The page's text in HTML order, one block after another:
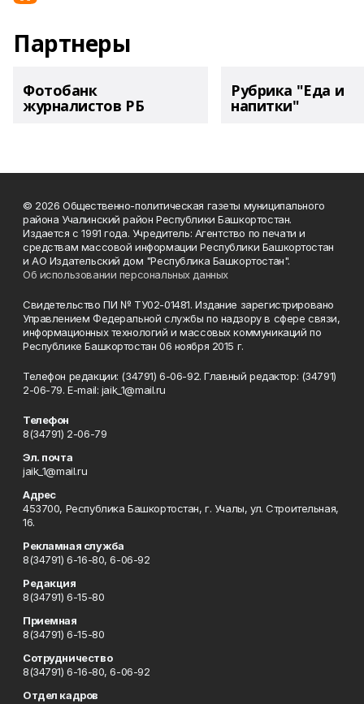
Партнеры
Фотобанк
журналистов РБ
Рубрика "Еда и
напитки"
© 2026 Общественно-политическая газеты муниципального
района Учалинский район Республики Башкортостан.
Издается с 1991 года. Учредитель: Агентство по печати и
средствам массовой информации Республики Башкортостан
и АО Издательский дом "Республика Башкортостан".
Об использовании персональных данных
Свидетельство ПИ № ТУ02-01481. Издание зарегистрировано
Управлением Федеральной службы по надзору в сфере связи,
информационных технологий и массовых коммуникаций по
Республике Башкортостан 06 ноября 2015 г.
Телефон редакции: (34791) 6-06-92. Главный редактор: (34791)
2-06-79. Е-mаil: jaik_1@mail.ru
Телефон
8(34791) 2-06-79
Эл. почта
jaik_1@mail.ru
Адрес
453700, Республика Башкортостан, г. Учалы, ул. Строительная,
16.
Рекламная служба
8(34791) 6-16-80, 6-06-92
Редакция
8(34791) 6-15-80
Приемная
8(34791) 6-15-80
Сотрудничество
8(34791) 6-16-80, 6-06-92
Отдел кадров